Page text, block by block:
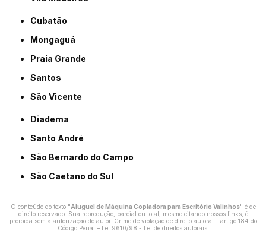
Cubatão
Mongaguá
Praia Grande
Santos
São Vicente
Diadema
Santo André
São Bernardo do Campo
São Caetano do Sul
O conteúdo do texto "Aluguel de Máquina Copiadora para Escritório Valinhos" é de
direito reservado. Sua reprodução, parcial ou total, mesmo citando nossos links, é
proibida sem a autorização do autor. Crime de violação de direito autoral – artigo 184 do
Código Penal – Lei 9610/98 - Lei de direitos autorais.